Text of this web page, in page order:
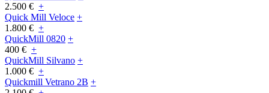
2.500 € +
Quick Mill Veloce +
1.800 € +
QuickMill 0820 +
400 € +
QuickMill Silvano +
1.000 € +
Quickmill Vetrano 2B +